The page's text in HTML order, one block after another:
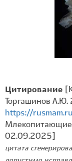
Цитирование
Торгашинов
https://
Млекопитающие
02.09.2025]
цитата